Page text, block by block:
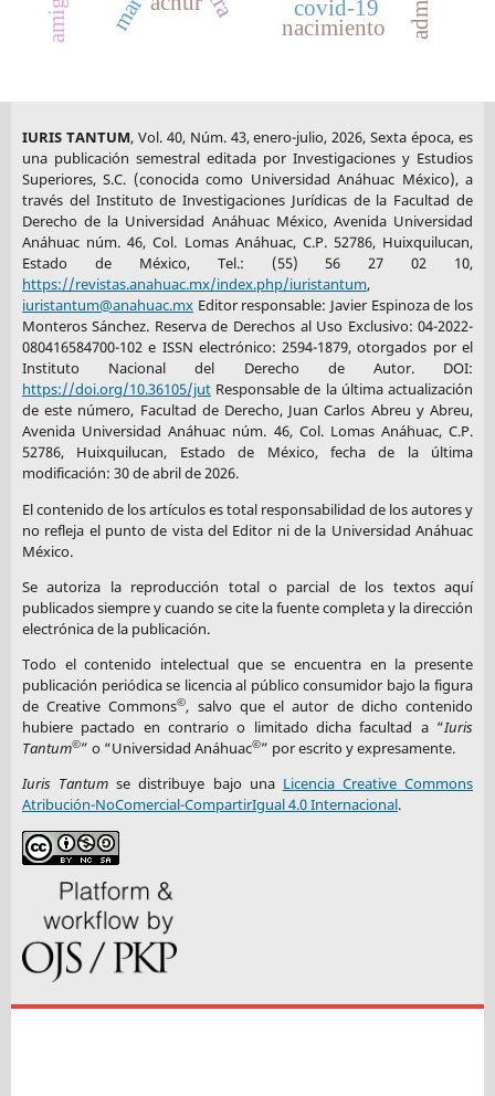
covid-19
nacimiento
IURIS TANTUM, Vol. 40, Núm. 43, enero-julio, 2026, Sexta época, es
una publicación semestral editada por Investigaciones y Estudios
Superiores, S.C. (conocida como Universidad Anáhuac México), a
través del Instituto de Investigaciones Jurídicas de la Facultad de
Derecho de la Universidad Anáhuac México, Avenida Universidad
Anáhuac núm. 46, Col. Lomas Anáhuac, C.P. 52786, Huixquilucan,
Estado de México, Tel.: (55) 56 27 02 10,
https://revistas.anahuac.mx/index.php/iuristantum,
iuristantum@anahuac.mxEditor responsable: Javier Espinoza de los
Monteros Sánchez. Reserva de Derechos al Uso Exclusivo: 04-2022-
080416584700-102 e ISSN electrónico: 2594-1879, otorgados por el
Instituto Nacional del Derecho de Autor. DOI:
https://doi.org/10.36105/jutResponsable de la última actualización
de este número, Facultad de Derecho, Juan Carlos Abreu y Abreu,
Avenida Universidad Anáhuac núm. 46, Col. Lomas Anáhuac, C.P.
52786, Huixquilucan, Estado de México, fecha de la última
modificación: 30 de abril de 2026.
El contenido de los artículos es total responsabilidad de los autores y
no refleja el punto de vista del Editor ni de la Universidad Anáhuac
México.
Se autoriza la reproducción total o parcial de los textos aquí
publicados siempre y cuando se cite la fuente completa y la dirección
electrónica de la publicación.
Todo el contenido intelectual que se encuentra en la presente
publicación periódica se licencia al público consumidor bajo la figura
de Creative Commons©, salvo que el autor de dicho contenido
hubiere pactado en contrario o limitado dicha facultad a “Iuris
Tantum©” o “Universidad Anáhuac©” por escrito y expresamente.
Iuris Tantum se distribuye bajo una Licencia Creative Commons
Atribución-NoComercial-CompartirIgual 4.0 Internacional.